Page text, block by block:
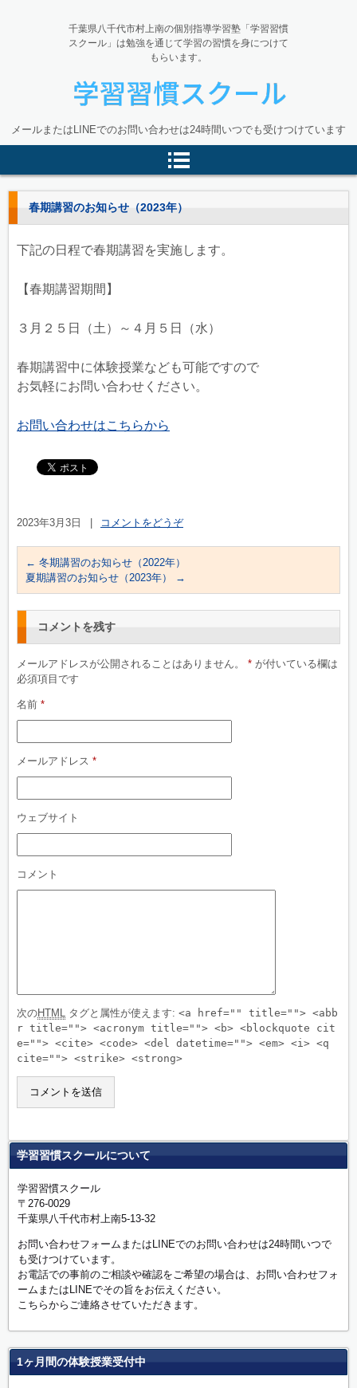
八千代市村上の個別指導学習塾
「学習習慣スクール」
千葉県八千代市村上南の個別指導学習塾「学習習慣
スクール」は勉強を通じて学習の習慣を身につけて
もらいます。
メールまたはLINEでのお問い合わせは24時間いつでも受けつけています
春期講習のお知らせ（2023年）
下記の日程で春期講習を実施します。
【春期講習期間】
３月２５日（土）～４月５日（水）
春期講習中に体験授業なども可能ですので
お気軽にお問い合わせください。
お問い合わせはこちらから
2023年3月3日 コメントをどうぞ
← 冬期講習のお知らせ（2022年）
夏期講習のお知らせ（2023年）
→
コメントを残す
メールアドレスが公開されることはありません。 * が付いている欄は
必須項目です
名前 *
メールアドレス *
ウェブサイト
コメント
次のHTML タグと属性が使えます: <a href="" title=""> <abb
r title=""> <acronym title=""> <b> <blockquote cit
e=""> <cite> <code> <del datetime=""> <em> <i> <q
cite=""> <strike> <strong>
学習習慣スクールについて
学習習慣スクール
〒276-0029
千葉県八千代市村上南5-13-32
お問い合わせフォームまたはLINEでのお問い合わせは24時間いつで
も受けつけています。
お電話での事前のご相談や確認をご希望の場合は、お問い合わせフォ
ームまたはLINEでその旨をお伝えください。
こちらからご連絡させていただきます。
1ヶ月間の体験授業受付中